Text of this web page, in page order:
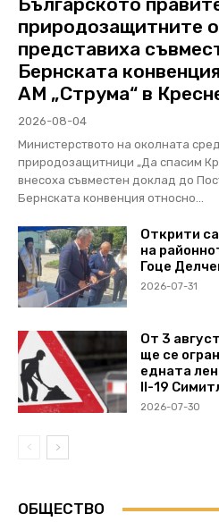
природозащитните
представиха
Бернската
АМ „Струма“ в
2026-08-04
Министерството на околната
природозащитници „Да спасим
внесоха съвместен доклад до
Бернската конвенция относно...
Открити
на
Гоце
2026-07-31
От 3
ще се
едната
II-19
2026-07-30
ОБЩЕСТВО